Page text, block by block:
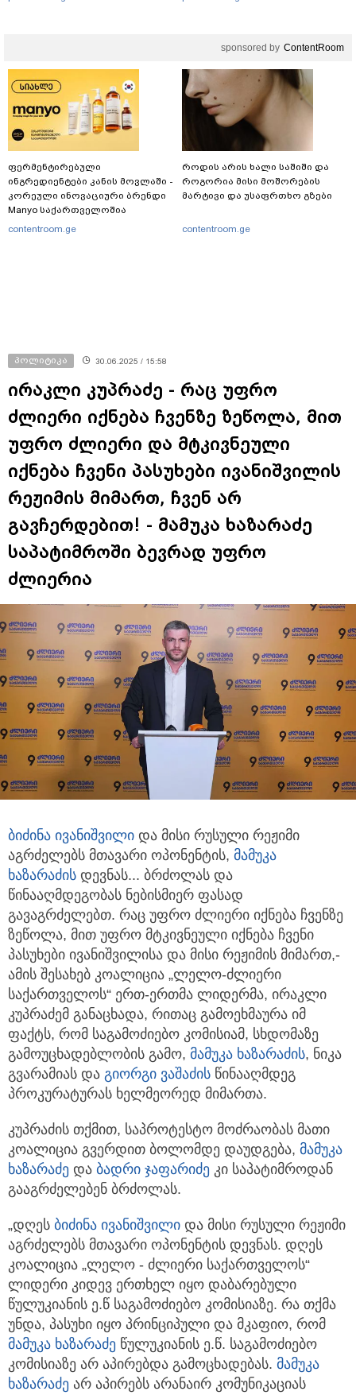
გურამ დადიანიძე გაუჩინარდა?
sponsored by ContentRoom
ფერმენტირებული
ინგრედიენტები კანის მოვლაში -
კორეული ინოვაციური ბრენდი
Manyo საქართველოშია
contentroom.ge
როდის არის ხალი საშიში და
როგორია მისი მოშორების
მარტივი და უსაფრთხო გზები
contentroom.ge
პოლიტიკა 30.06.2025 / 15:58
ირაკლი კუპრაძე - რაც უფრო
ძლიერი იქნება ჩვენზე ზეწოლა, მით
უფრო ძლიერი და მტკივნეული
იქნება ჩვენი პასუხები ივანიშვილის
რეჟიმის მიმართ, ჩვენ არ
გავჩერდებით! - მამუკა ხაზარაძე
საპატიმროში ბევრად უფრო
ძლიერია
ბიძინა ივანიშვილი და მისი რუსული რეჟიმი
აგრძელებს მთავარი ოპონენტის, მამუკა
ხაზარაძის დევნას... ბრძოლას და
წინააღმდეგობას ნებისმიერ ფასად
გავაგრძელებთ. რაც უფრო ძლიერი იქნება ჩვენზე
ზეწოლა, მით უფრო მტკივნეული იქნება ჩვენი
პასუხები ივანიშვილისა და მისი რეჟიმის მიმართ,-
ამის შესახებ კოალიცია „ლელო-ძლიერი
საქართველოს“ ერთ-ერთმა ლიდერმა, ირაკლი
კუპრაძემ განაცხადა, რითაც გამოეხმაურა იმ
ფაქტს, რომ საგამოძიებო კომისიამ, სხდომაზე
გამოუცხადებლობის გამო, მამუკა ხაზარაძის, ნიკა
გვარამიას და გიორგი ვაშაძის წინააღმდეგ
პროკურატურას ხელმეორედ მიმართა.
კუპრაძის თქმით, საპროტესტო მოძრაობას მათი
კოალიცია გვერდით ბოლომდე დაუდგება, მამუკა
ხაზარაძე და ბადრი ჯაფარიძე კი საპატიმროდან
გააგრძელებენ ბრძოლას.
„დღეს ბიძინა ივანიშვილი და მისი რუსული რეჟიმი
აგრძელებს მთავარი ოპონენტის დევნას. დღეს
კოალიცია „ლელო - ძლიერი საქართველოს“
ლიდერი კიდევ ერთხელ იყო დაბარებული
წულუკიანის ე.წ საგამოძიებო კომისიაზე. რა თქმა
უნდა, პასუხი იყო პრინციპული და მკაფიო, რომ
მამუკა ხაზარაძე წულუკიანის ე.წ. საგამოძიებო
კომისიაზე არ აპირებდა გამოცხადებას. მამუკა
ხაზარაძე არ აპირებს არანაირ კომუნიკაციას